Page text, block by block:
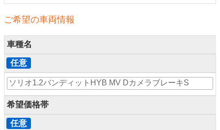
ご希望の車両情報
車種名
任意
希望価格帯
任意